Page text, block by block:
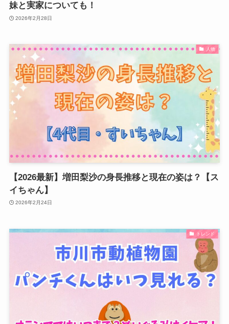
妹と実家についても！
2026年2月28日
人物
【2026最新】増田梨沙の身長推移と現在の姿は？【ス
イちゃん】
2026年2月24日
トレンド